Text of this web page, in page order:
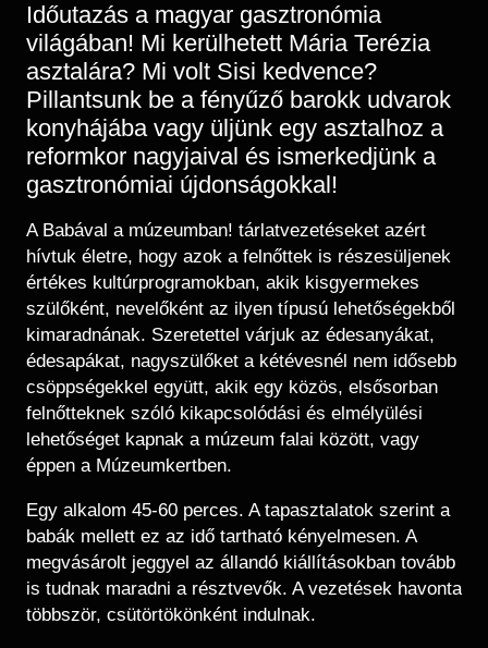
Időutazás a magyar gasztronómia
világában! Mi kerülhetett Mária Terézia
asztalára? Mi volt Sisi kedvence?
Pillantsunk be a fényűző barokk udvarok
konyhájába vagy üljünk egy asztalhoz a
reformkor nagyjaival és ismerkedjünk a
gasztronómiai újdonságokkal!
A Babával a múzeumban! tárlatvezetéseket azért
hívtuk életre, hogy azok a felnőttek is részesüljenek
értékes kultúrprogramokban, akik kisgyermekes
szülőként, nevelőként az ilyen típusú lehetőségekből
kimaradnának. Szeretettel várjuk az édesanyákat,
édesapákat, nagyszülőket a kétévesnél nem idősebb
csöppségekkel együtt, akik egy közös, elsősorban
felnőtteknek szóló kikapcsolódási és elmélyülési
lehetőséget kapnak a múzeum falai között, vagy
éppen a Múzeumkertben.
Egy alkalom 45-60 perces. A tapasztalatok szerint a
babák mellett ez az idő tartható kényelmesen. A
megvásárolt jeggyel az állandó kiállításokban tovább
is tudnak maradni a résztvevők. A vezetések havonta
többször, csütörtökönként indulnak.